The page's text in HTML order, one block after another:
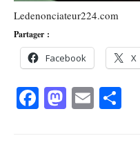
Ledenonciateur224.com
Partager :
Facebook X
Facebook
Mastodon
Email